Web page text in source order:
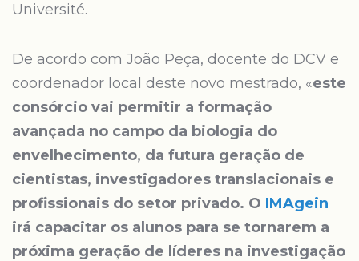
Université.
De acordo com João Peça, docente do DCV e
coordenador local deste novo mestrado, «este
consórcio vai permitir a formação
avançada no campo da biologia do
envelhecimento, da futura geração de
cientistas, investigadores translacionais e
profissionais do setor privado. O IMAgein
irá capacitar os alunos para se tornarem a
próxima geração de líderes na investigação